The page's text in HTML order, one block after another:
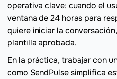
operativa clave: cuando el
ventana de 24 horas para
quiere iniciar la
plantilla aprobada.
En la práctica, trabajar con
como SendPulse simplifica